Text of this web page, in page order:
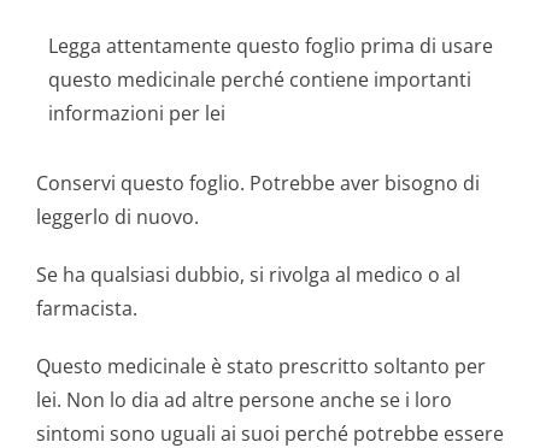
Legga attentamente questo foglio prima di usare
questo medicinale perché contiene importanti
informazioni per lei
Conservi questo foglio. Potrebbe aver bisogno di
leggerlo di nuovo.
Se ha qualsiasi dubbio, si rivolga al medico o al
farmacista.
Questo medicinale è stato prescritto soltanto per
lei. Non lo dia ad altre persone anche se i loro
sintomi sono uguali ai suoi perché potrebbe essere